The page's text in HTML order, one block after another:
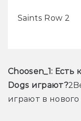
Saints Row 2
Choosen_1: Есть
Dogs играют?
играют в нового